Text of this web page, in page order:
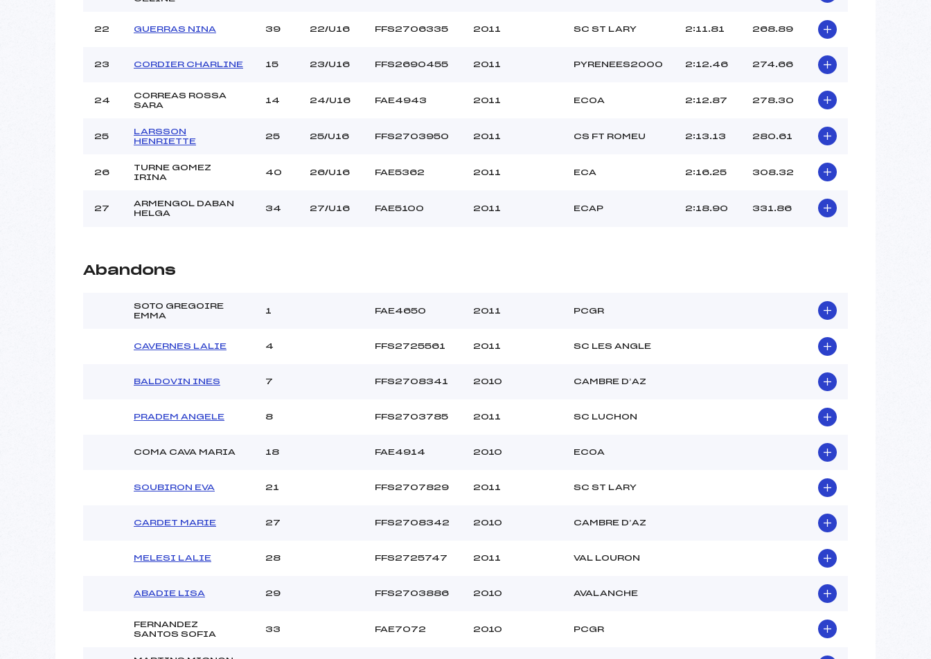
22 GUERRAS NINA 39 22/U16 FFS2706335 2011 SC ST LARY 2:11.81 268.89
23 CORDIER CHARLINE 15 23/U16 FFS2690455 2011 PYRENEES2000 2:12.46 274.66
24
CORREAS ROSSA
SARA
14 24/U16 FAE4943 2011 ECOA 2:12.87 278.30
25
LARSSON
HENRIETTE
25 25/U16 FFS2703950 2011 CS FT ROMEU 2:13.13 280.61
26
TURNE GOMEZ
IRINA
40 26/U16 FAE5362 2011 ECA 2:16.25 308.32
27
ARMENGOL DABAN
HELGA
34 27/U16 FAE5100 2011 ECAP 2:18.90 331.86
Abandons
SOTO GREGOIRE
EMMA
1 FAE4650 2011 PCGR
CAVERNES LALIE 4 FFS2725561 2011 SC LES ANGLE
BALDOVIN INES 7 FFS2708341 2010 CAMBRE D’AZ
PRADEM ANGELE 8 FFS2703785 2011 SC LUCHON
COMA CAVA MARIA 18 FAE4914 2010 ECOA
SOUBIRON EVA 21 FFS2707829 2011 SC ST LARY
CARDET MARIE 27 FFS2708342 2010 CAMBRE D’AZ
MELESI LALIE 28 FFS2725747 2011 VAL LOURON
ABADIE LISA 29 FFS2703886 2010 AVALANCHE
FERNANDEZ
SANTOS SOFIA
33 FAE7072 2010 PCGR